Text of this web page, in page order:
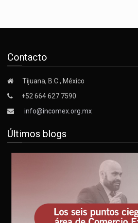
Contacto
Tijuana, B.C., México
+52 664 627 7590
info@incomex.org.mx
Últimos blogs